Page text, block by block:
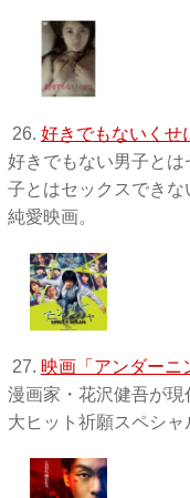
26. 好きでもないくせ
好きでもない男子と
子とはセックスでき
純愛映画。
27. 映画「アンダーニ
漫画家・花沢健吾が現
大ヒット祈願スペシャ